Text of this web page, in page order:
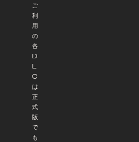
ご
利
用
の
各
D
L
C
は
正
式
版
で
も